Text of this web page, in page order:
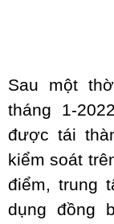
Sau một
tháng 1-
được tái
kiểm soát
điểm, trung
dụng đồng